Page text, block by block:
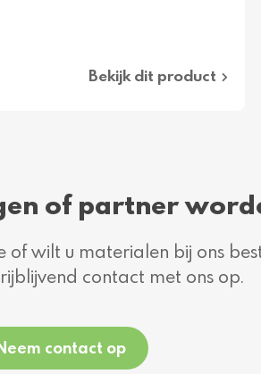
Bekijk dit product
of partner
of wilt u materialen bij ons
contact met ons op.
contact op